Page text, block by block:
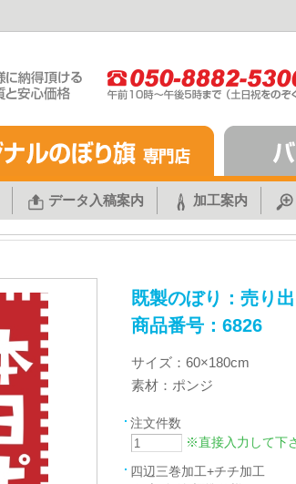
データ入稿案内 加工案内
既製のぼり：売り
商品番号：6826
サイズ：60×180cm
素材：ポンジ
注文件数
※直接入力して下
四辺三巻加工+チチ加工